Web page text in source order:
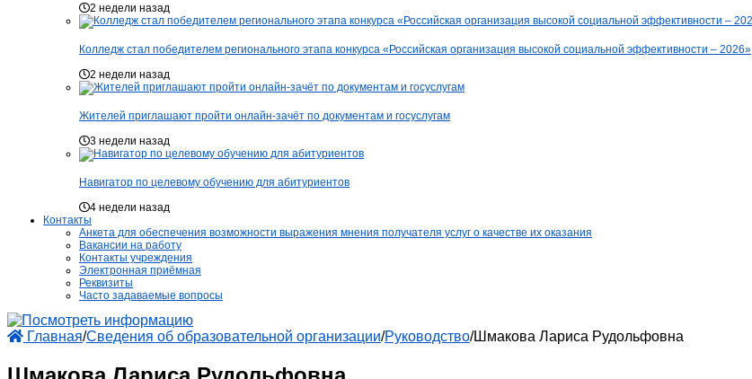
2 недели назад
Колледж стал победителем регионального этапа конкурса «Российская организация высокой социальной эффективности – 2026»
2 недели назад
Жителей приглашают пройти онлайн-зачёт по документам и госуслугам
3 недели назад
Навигатор по целевому обучению для абитуриентов
4 недели назад
Контакты
Анкета для обеспечения возможности выражения мнения получателя услуг о качестве их оказания
Вакансии на работу
Контакты учреждения
Электронная приёмная
Реквизиты
Часто задаваемые вопросы
Главная/Сведения об образовательной организации/Руководство/Шмакова Лариса Рудольфовна